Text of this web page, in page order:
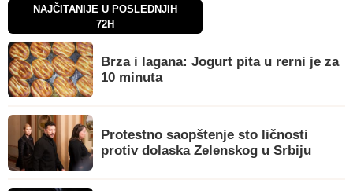
NAJČITANIJE U POSLEDNJIH
72H
Brza i lagana: Jogurt pita u rerni je za
10 minuta
Protestno saopštenje sto ličnosti
protiv dolaska Zelenskog u Srbiju